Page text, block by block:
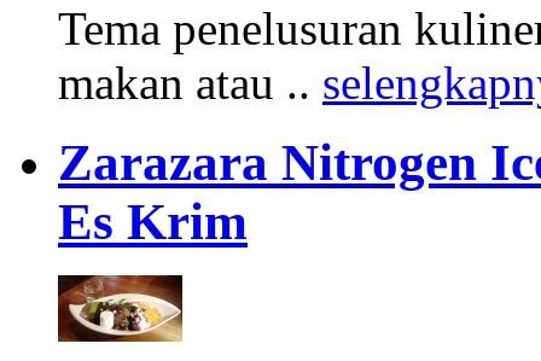
Tema penelusuran
makan atau ..
Zarazara Nitrogen
Es Krim